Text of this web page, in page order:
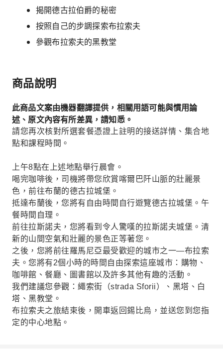
揭開德古拉伯爵的秘密
按照自己的步調探索布拉索夫
參觀布拉索夫的黑教堂
商品說明
此商品文案由機器翻譯提供，相關用語可能與慣用論
述、原文內容有所差異，請知悉。
請您再次核對所選套餐憑證上註明的接送詳情、集合地
點和課程時間。
上午8點在上述地點舉行晨會。
喝完咖啡後，司機將帶您欣賞喀爾巴阡山脈的壯麗景
色，前往布蘭的德古拉城堡。
抵達布蘭後，您將有自由時間自行遊覽德古拉城堡。午
餐時間自理。
前往拉斯諾夫，您將看到令人驚嘆的拉斯諾夫城堡。清
新的山間空氣和壯麗的景色正等著您。
之後，您將前往羅馬尼亞最受歡迎的城市之一—布拉索
夫。您將有2個小時的時間自由探索這座城市：購物、
咖啡館、餐廳、圖書館以及許多其他有趣的活動。
我們建議您參觀：繩索街（strada Sforii）、黑塔、白
塔、黑教堂。
布拉索夫之旅結束後，開車返回錫比烏，並送您到您指
定的中心地點。